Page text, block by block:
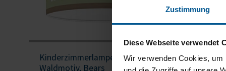
Zustimmung
Diese Webseite verwendet
Wir verwenden Cookies,
Kinderzimmerlampe mit
Waldmotiv, Bears